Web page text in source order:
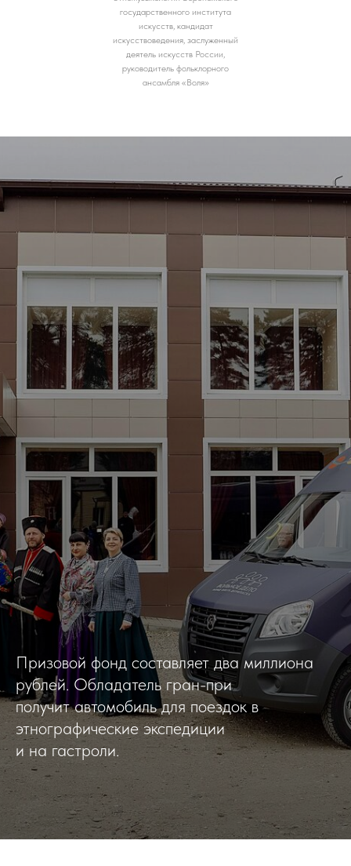
государственного института
искусств, кандидат
искусствоведения, заслуженный
деятель искусств России,
руководитель фольклорного
ансамбля «Воля»
Призовой фонд составляет два миллиона
рублей. Обладатель гран-при
получит автомобиль для поездок в
этнографические экспедиции
и на гастроли.